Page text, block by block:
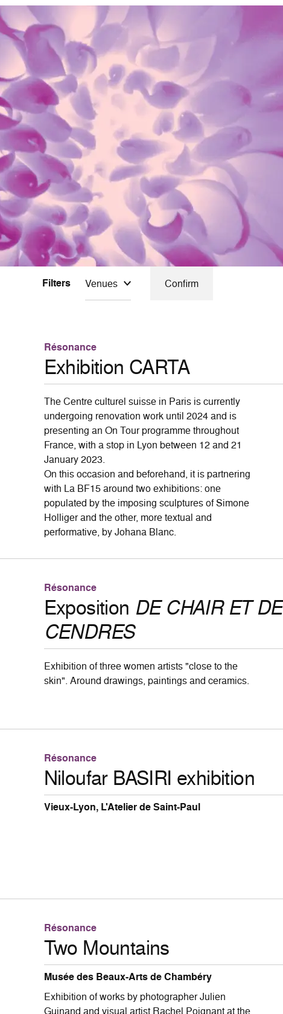
Filters Venues Confirm
Résonance
Exhibition CARTA
The Centre culturel suisse in Paris is currently
undergoing renovation work until 2024 and is
presenting an On Tour programme throughout
France, with a stop in Lyon between 12 and 21
January 2023.
On this occasion and beforehand, it is partnering
with La BF15 around two exhibitions: one
populated by the imposing sculptures of Simone
Holliger and the other, more textual and
performative, by Johana Blanc.
Résonance
Exposition DE CHAIR ET DE
CENDRES
Exhibition of three women artists "close to the
skin". Around drawings, paintings and ceramics.
Résonance
Niloufar BASIRI exhibition
Vieux-Lyon, L'Atelier de Saint-Paul
Résonance
Two Mountains
Musée des Beaux-Arts de Chambéry
Exhibition of works by photographer Julien
Guinand and visual artist Rachel Poignant at the